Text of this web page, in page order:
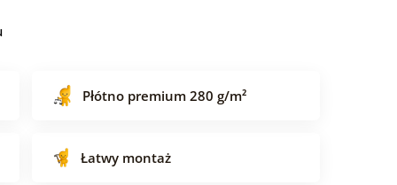
Płótno premium 280 g/m²
Łatwy montaż